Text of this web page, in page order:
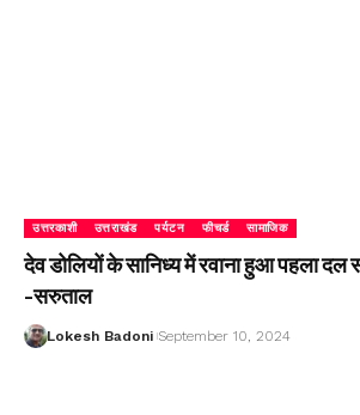
उत्तरकाशी उत्तराखंड पर्यटन फीचर्ड सामाजिक
देव डोलियों के सानिध्य में रवाना हुआ पहला
-सरुताल
Lokesh Badoni September 10, 2024